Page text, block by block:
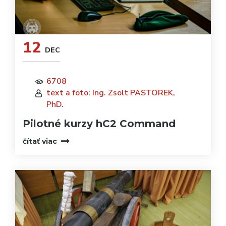
12 DEC
6708
text a foto: Ing. Zsolt PASTOREK,
PhD.
Pilotné kurzy hC2 Command
čítať viac